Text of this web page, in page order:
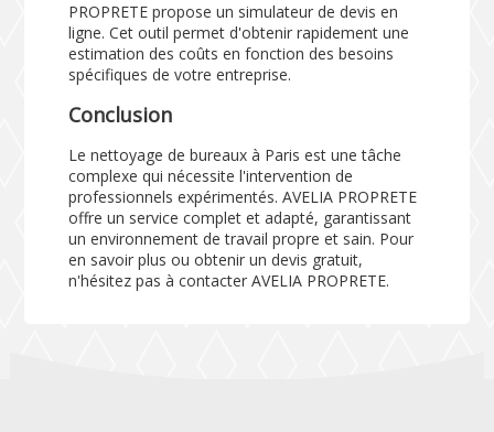
PROPRETE propose un simulateur de devis en
ligne. Cet outil permet d'obtenir rapidement une
estimation des coûts en fonction des besoins
spécifiques de votre entreprise.
Conclusion
Le nettoyage de bureaux à Paris est une tâche
complexe qui nécessite l'intervention de
professionnels expérimentés. AVELIA PROPRETE
offre un service complet et adapté, garantissant
un environnement de travail propre et sain. Pour
en savoir plus ou obtenir un devis gratuit,
n'hésitez pas à contacter AVELIA PROPRETE.